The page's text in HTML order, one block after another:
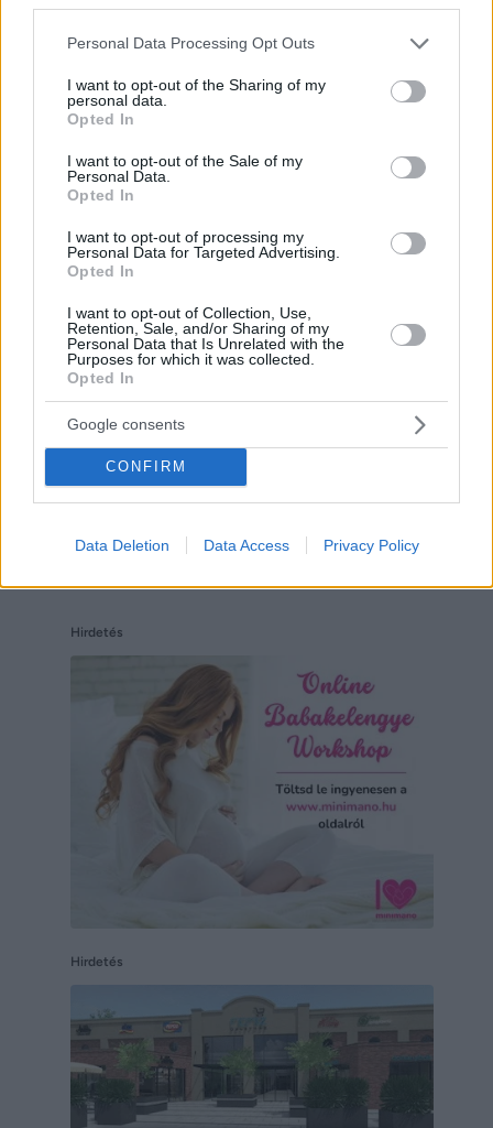
Please note that this website/app uses one or more Google
not limited to your visit or usage behaviour. You may click to
grant or deny consent to Google and its third-party tags to
use your data for below specified purposes in below Google
consent section.
Personal Data Processing Opt Outs
I want to opt-out of the Sharing of my
personal data.
Opted In
I want to opt-out of the Sale of my
Personal Data.
Opted In
I want to opt-out of processing my
Personal Data for Targeted Advertising.
Opted In
I want to opt-out of Collection, Use,
Retention, Sale, and/or Sharing of my
Personal Data that Is Unrelated with the
Purposes for which it was collected.
Opted In
Google consents
CONFIRM
Data Deletion Data Access Privacy Policy
akit kollégái, barátai és a közönség is
Email
Hirdetés
Hirdetés